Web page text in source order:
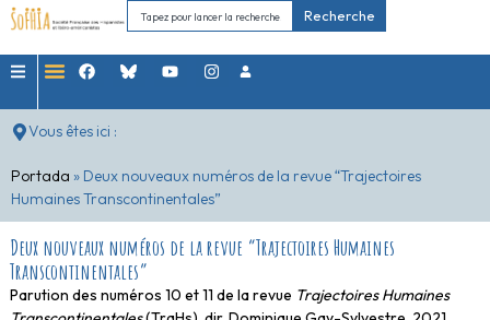
Recherche
Vous êtes ici :
Portada » Deux nouveaux numéros de la revue “Trajectoires
Humaines Transcontinentales”
Deux nouveaux numéros de la revue “Trajectoires Humaines
Transcontinentales”
Parution des numéros 10 et 11 de la revue Trajectoires Humaines